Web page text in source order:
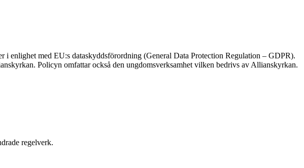
enlighet med EU:s dataskyddsförordning (General Data Protection Regulation – GDPR).
Policyn omfattar också den ungdomsverksamhet vilken bedrivs av Allianskyrkan.
regelverk.